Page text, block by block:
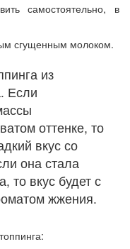
самостоятельно, в
сгущенным молоком.
из
Если
оттенке, то
вкус со
она стала
то вкус будет с
жжения.